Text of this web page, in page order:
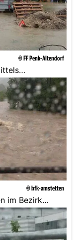
© FF Penk-Altendorf
von den
© bfk-amstetten
im Bezirk